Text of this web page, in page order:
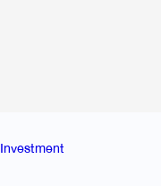
Investment